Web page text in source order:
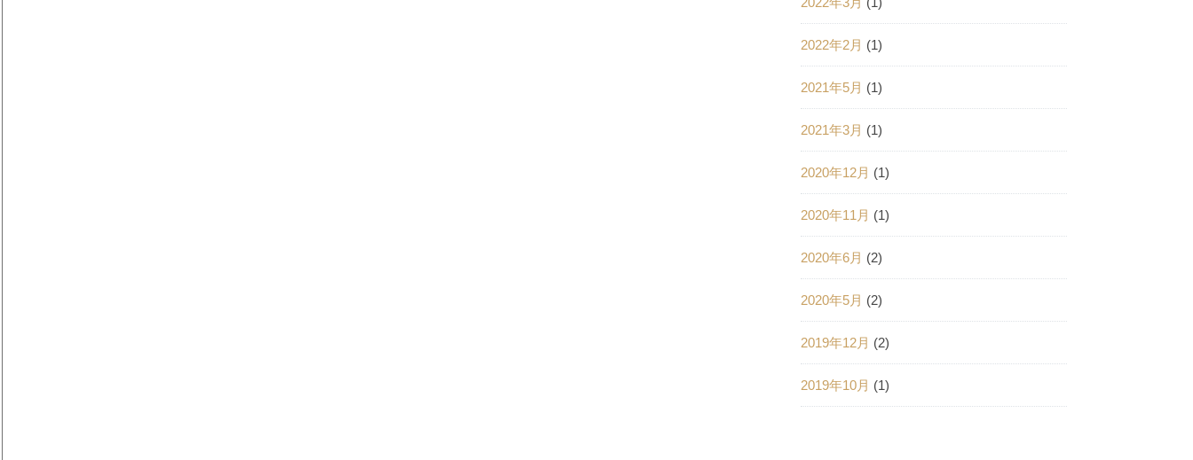
2022年2月 (1)
2021年5月 (1)
2021年3月 (1)
2020年12月 (1)
2020年11月 (1)
2020年6月 (2)
2020年5月 (2)
2019年12月 (2)
2019年10月 (1)